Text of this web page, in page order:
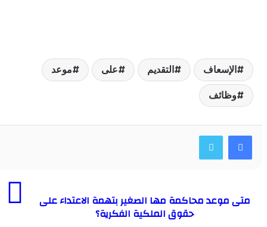
التقديم على موعد
محاكمة مها الصغير بتهمة الاعتداء على
حقوق الملكية الفكرية؟